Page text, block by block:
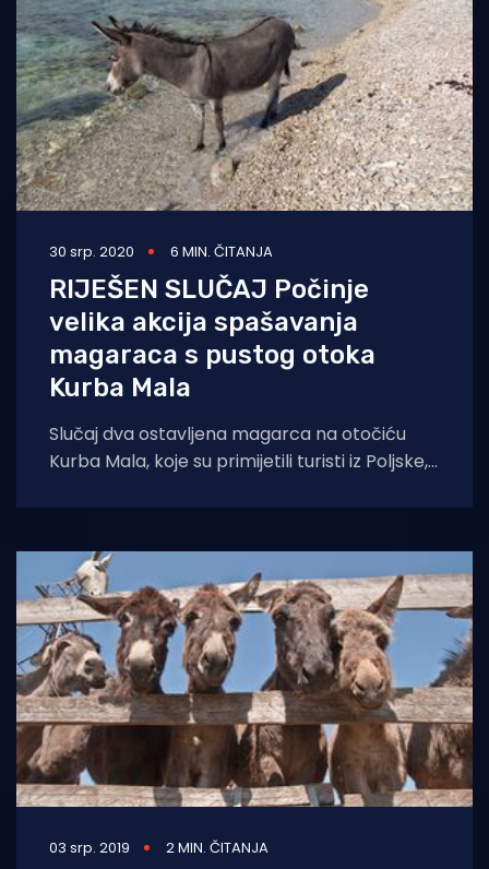
30 srp. 2020 6 MIN. ČITANJA
RIJEŠEN SLUČAJ Počinje
velika akcija spašavanja
magaraca s pustog otoka
Kurba Mala
Slučaj dva ostavljena magarca na otočiću
Kurba Mala, koje su primijetili turisti iz Poljske,
03 srp. 2019 2 MIN. ČITANJA